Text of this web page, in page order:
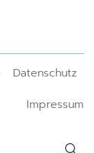
Datenschutz
Impressum